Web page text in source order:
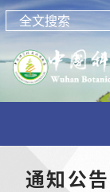
通知公告